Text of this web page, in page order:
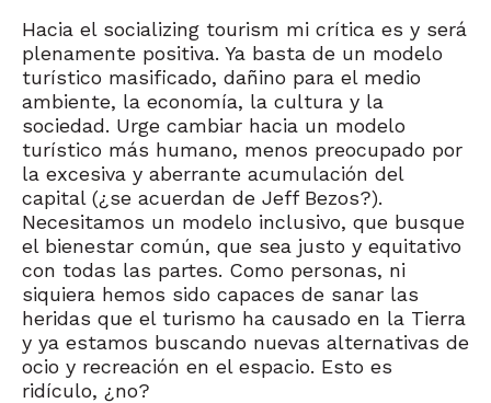
Hacia el socializing tourism mi crítica es y será
plenamente positiva. Ya basta de un modelo
turístico masificado, dañino para el medio
ambiente, la economía, la cultura y la
sociedad. Urge cambiar hacia un modelo
turístico más humano, menos preocupado por
la excesiva y aberrante acumulación del
capital (¿se acuerdan de Jeff Bezos?).
Necesitamos un modelo inclusivo, que busque
el bienestar común, que sea justo y equitativo
con todas las partes. Como personas, ni
siquiera hemos sido capaces de sanar las
heridas que el turismo ha causado en la Tierra
y ya estamos buscando nuevas alternativas de
ocio y recreación en el espacio. Esto es
ridículo, ¿no?